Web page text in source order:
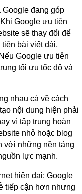
Google đang góp
Google ưu tiên
sẽ thay đổi để
bài viết dài,
Google ưu tiên
tối ưu tốc độ và
nhau cả về cách
nội dung hiện phải
vì tập trung hoàn
nhỏ hoặc blog
với những nền tảng
lực mạnh.
hiện đại: Google
tiếp cận hơn nhưng